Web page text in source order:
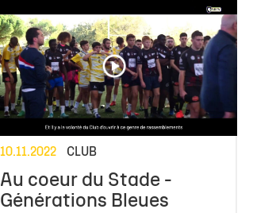
10.11.2022 CLUB
Au coeur du Stade -
Générations Bleues